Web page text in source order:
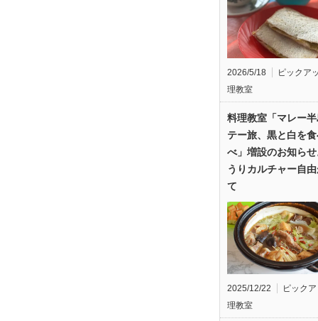
2026/5/18
ピックア
理教室
料理教室「マレー
テー旅、黒と白を
べ」増設のお知ら
うりカルチャー自
て
2025/12/22
ピック
理教室